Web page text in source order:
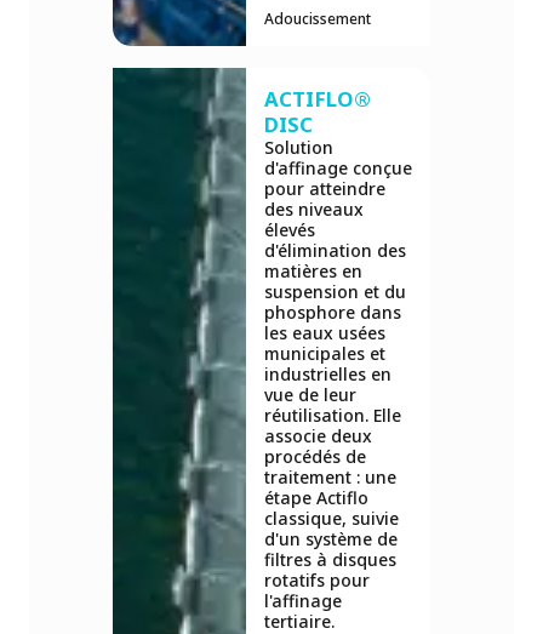
Adoucissement
ACTIFLO®
DISC
Solution
d'affinage conçue
pour atteindre
des niveaux
élevés
d'élimination des
matières en
suspension et du
phosphore dans
les eaux usées
municipales et
industrielles en
vue de leur
réutilisation. Elle
associe deux
procédés de
traitement : une
étape Actiflo
classique, suivie
d'un système de
filtres à disques
rotatifs pour
l'affinage
tertiaire.